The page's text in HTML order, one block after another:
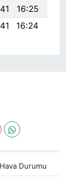
16:25
16:24
Durumu